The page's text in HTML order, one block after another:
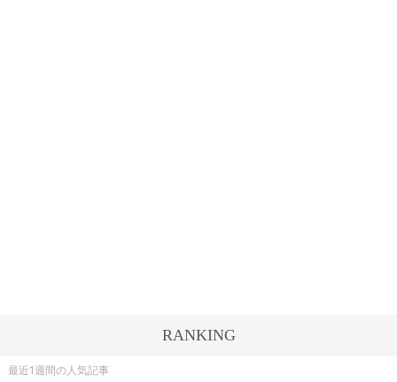
RANKING
最近1週間の人気記事